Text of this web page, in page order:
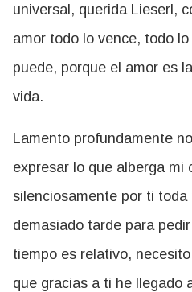
universal, querida Lieserl,
amor todo lo vence, todo
puede, porque el amor es
vida.
Lamento profundamente
expresar lo que alberga mi
silenciosamente por ti toda
demasiado tarde para
tiempo es relativo,
que gracias a ti he llegado